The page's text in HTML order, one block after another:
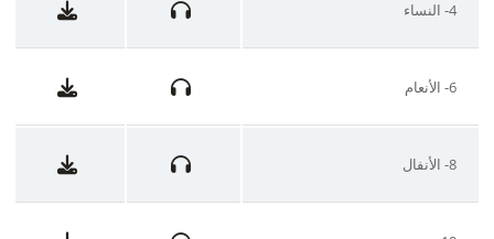
4- النساء
6- الأنعام
8- الأنفال